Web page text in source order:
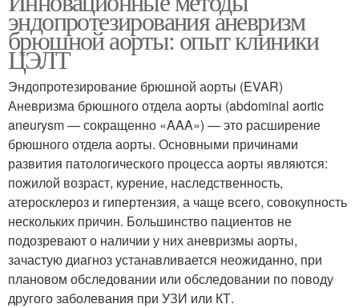
эндопротезирования аневризм
брюшной аорты: опыт клиники
ЦЭЛТ
Эндопротезирование брюшной аорты (EVAR)
Аневризма брюшного отдела аорты (abdominal aortic
aneurysm — сокращенно «AAA») — это расширение
брюшного отдела аорты. Основными причинами
развития патологического процесса аорты являются:
пожилой возраст, курение, наследственность,
атеросклероз и гипертензия, а чаще всего, совокупность
нескольких причин. Большинство пациентов не
подозревают о наличии у них аневризмы аорты,
зачастую диагноз устанавливается неожиданно, при
плановом обследовании или обследовании по поводу
другого заболевания при УЗИ или КТ.